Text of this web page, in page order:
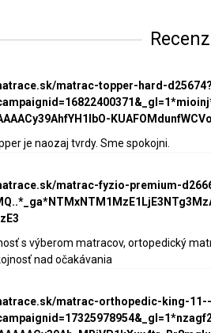
matrac-topper-hard-d25674?
KUAFOMdunfWCVo
je naozaj tvrdy. Sme spokojni.
matrac-fyzio-premium-
s výberom matracov, ortopedický
nad očakávania
matrac-orthopedic-king-